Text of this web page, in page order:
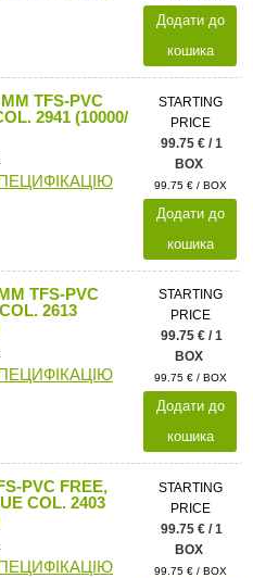
Додати до
кошика
TFS-PVC
2941 (10000/
STARTING
PRICE
99.75 € / 1
BOX
99.75 € / BOX
Додати до
кошика
TFS-PVC
2613
STARTING
PRICE
99.75 € / 1
BOX
99.75 € / BOX
Додати до
кошика
PVC FREE,
COL. 2403
STARTING
PRICE
99.75 € / 1
BOX
99.75 € / BOX